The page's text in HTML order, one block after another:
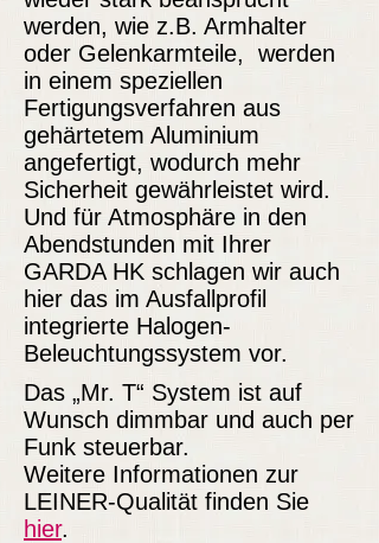
werden, wie z.B. Armhalter
oder Gelenkarmteile, werden
in einem speziellen
Fertigungsverfahren aus
gehärtetem Aluminium
angefertigt, wodurch mehr
Sicherheit gewährleistet wird.
Und für Atmosphäre in den
Abendstunden mit Ihrer
GARDA HK schlagen wir auch
hier das im Ausfallprofil
integrierte Halogen-
Beleuchtungssystem vor.
Das „Mr. T“ System ist auf
Wunsch dimmbar und auch per
Funk steuerbar.
Weitere Informationen zur
LEINER-Qualität finden Sie
hier.